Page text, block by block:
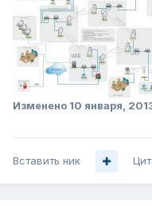
Изменено 10 января,
Вставить ник